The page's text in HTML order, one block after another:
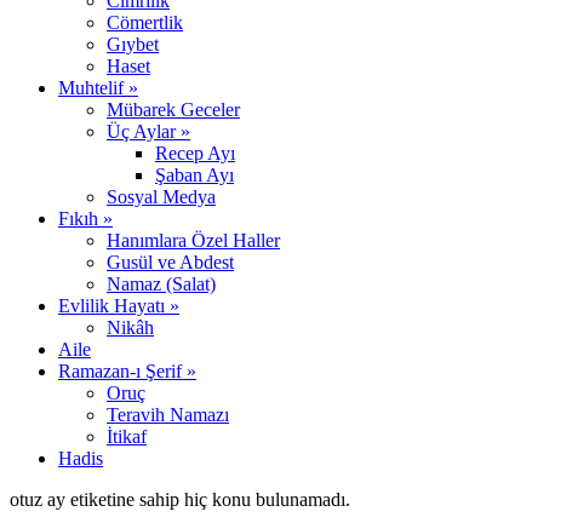
Cömertlik
Gıybet
Haset
Muhtelif »
Mübarek Geceler
Üç Aylar »
Recep Ayı
Şaban Ayı
Sosyal Medya
Fıkıh »
Hanımlara Özel Haller
Gusül ve Abdest
Namaz (Salat)
Evlilik Hayatı »
Nikâh
Aile
Ramazan-ı Şerif »
Oruç
Teravih Namazı
İtikaf
Hadis
otuz ay etiketine sahip hiç konu bulunamadı.